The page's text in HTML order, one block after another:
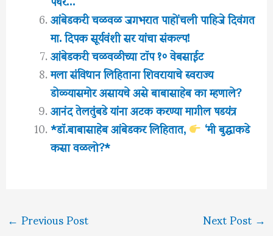
आंबेडकरी चळवळ जगभरात पाहोंचली पाहिजे दिवंगत
मा. दिपक सूर्यवंशी सर यांचा संकल्प!
आंबेडकरी चळवळीच्या टॉप १० वेबसाईट
मला संविधान लिहिताना शिवरायाचे स्वराज्य
डोळ्यासमोर असायचे असे बाबासाहेब का म्हणाले?
आनंद तेलतुंबडे यांना अटक करण्या मागील षडयंत्र
*डॉ.बाबासाहेब आंबेडकर लिहितात, ‘मी बुद्धाकडे
कसा वळलो?*
←Previous Post Next Post→